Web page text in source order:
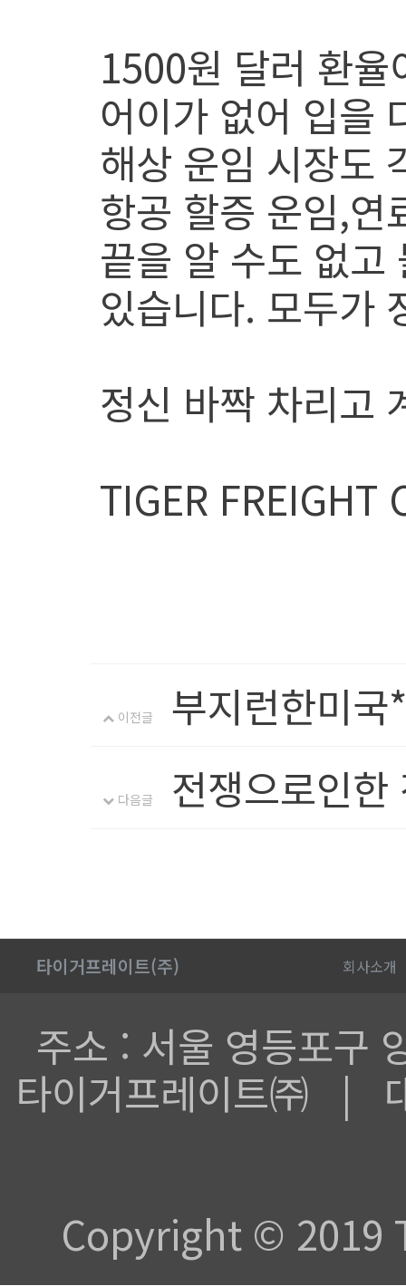
1500원 달러 환율
어이가 없어 입을
해상 운임 시장도
항공 할증 운임,연
끝을 알 수도 없고
있습니다. 모두가
정신 바짝 차리고
TIGER FREIGHT
이전글 부지런한미
다음글 전쟁으로인
타이거프레이트(주) 회사소개
주소 : 서울 영등포구
타이거프레이트㈜ |
Copyright © 2019